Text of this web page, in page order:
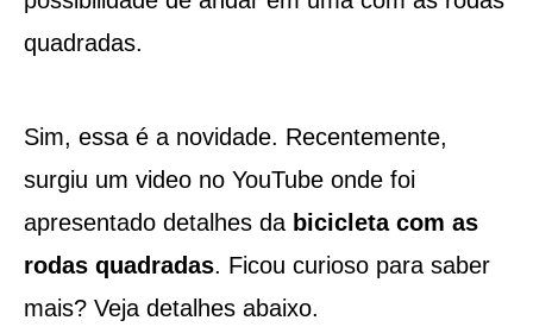
quadradas.
Sim, essa é a novidade. Recentemente,
surgiu um video no YouTube onde foi
apresentado detalhes dabicicleta com as
rodas quadradas. Ficou curioso para saber
mais? Veja detalhes abaixo.